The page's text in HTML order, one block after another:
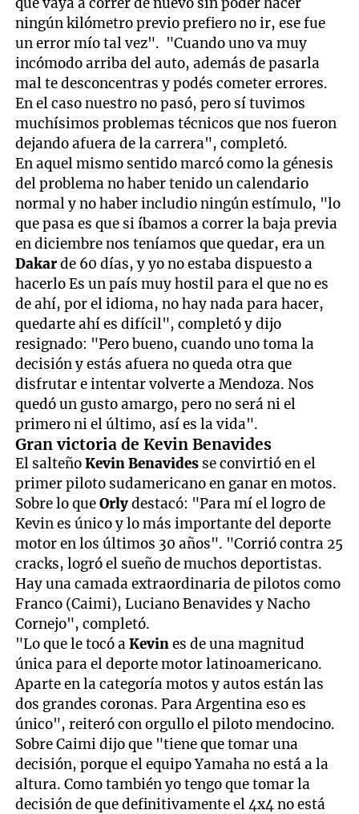
ningún kilómetro previo prefiero no ir, ese fue
un error mío tal vez". "Cuando uno va muy
incómodo arriba del auto, además de pasarla
mal te desconcentras y podés cometer errores.
En el caso nuestro no pasó, pero sí tuvimos
muchísimos problemas técnicos que nos fueron
dejando afuera de la carrera", completó.
En aquel mismo sentido marcó como la génesis
del problema no haber tenido un calendario
normal y no haber includio ningún estímulo, "lo
que pasa es que si íbamos a correr la baja previa
en diciembre nos teníamos que quedar, era un
Dakarde 60 días, y yo no estaba dispuesto a
hacerlo Es un país muy hostil para el que no es
de ahí, por el idioma, no hay nada para hacer,
quedarte ahí es difícil", completó y dijo
resignado: "Pero bueno, cuando uno toma la
decisión y estás afuera no queda otra que
disfrutar e intentar volverte a Mendoza. Nos
quedó un gusto amargo, pero no será ni el
primero ni el último, así es la vida".
Gran victoria de Kevin Benavides
El salteñoKevin Benavides se convirtió en el
primer piloto sudamericano en ganar en motos.
Sobre lo queOrlydestacó: "Para mí el logro de
Kevin es único y lo más importante del deporte
motor en los últimos 30 años". "Corrió contra 25
cracks, logró el sueño de muchos deportistas.
Hay una camada extraordinaria de pilotos como
Franco (Caimi), Luciano Benavides y Nacho
Cornejo", completó.
"Lo que le tocó aKevines de una magnitud
única para el deporte motor latinoamericano.
Aparte en la categoría motos y autos están las
dos grandes coronas. Para Argentina eso es
único", reiteró con orgullo el piloto mendocino.
Sobre Caimi dijo que "tiene que tomar una
decisión, porque el equipo Yamaha no está a la
altura. Como también yo tengo que tomar la
decisión de que definitivamente el 4x4 no está